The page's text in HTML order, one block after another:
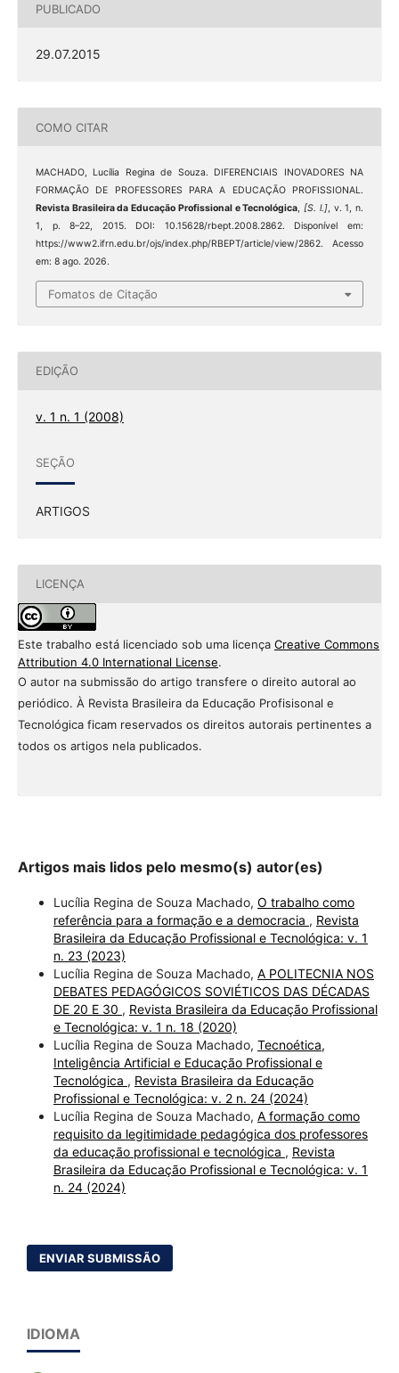
PUBLICADO
29.07.2015
COMO CITAR
MACHADO, Lucília Regina de Souza. DIFERENCIAIS INOVADORES NA
FORMAÇÃO DE PROFESSORES PARA A EDUCAÇÃO PROFISSIONAL.
Revista Brasileira da Educação Profissional e Tecnológica,[S. l.], v. 1, n.
1, p. 8–22, 2015. DOI: 10.15628/rbept.2008.2862. Disponível em:
https://www2.ifrn.edu.br/ojs/index.php/RBEPT/article/view/2862. Acesso
em: 8 ago. 2026.
Fomatos de Citação
EDIÇÃO
v. 1 n. 1 (2008)
SEÇÃO
ARTIGOS
LICENÇA
Este trabalho está licenciado sob uma licença Creative Commons
Attribution 4.0 International License.
O autor na submissão do artigo transfere o direito autoral ao
periódico. À Revista Brasileira da Educação Profisisonal e
Tecnológica ficam reservados os direitos autorais pertinentes a
todos os artigos nela publicados.
Artigos mais lidos pelo mesmo(s) autor(es)
Lucília Regina de Souza Machado, O trabalho como
referência para a formação e a democracia , Revista
Brasileira da Educação Profissional e Tecnológica: v. 1
n. 23 (2023)
Lucília Regina de Souza Machado, A POLITECNIA NOS
DEBATES PEDAGÓGICOS SOVIÉTICOS DAS DÉCADAS
DE 20 E 30 , Revista Brasileira da Educação Profissional
e Tecnológica: v. 1 n. 18 (2020)
Lucília Regina de Souza Machado, Tecnoética,
Inteligência Artificial e Educação Profissional e
Tecnológica , Revista Brasileira da Educação
Profissional e Tecnológica: v. 2 n. 24 (2024)
Lucília Regina de Souza Machado, A formação como
requisito da legitimidade pedagógica dos professores
da educação profissional e tecnológica , Revista
Brasileira da Educação Profissional e Tecnológica: v. 1
n. 24 (2024)
ENVIAR SUBMISSÃO
IDIOMA